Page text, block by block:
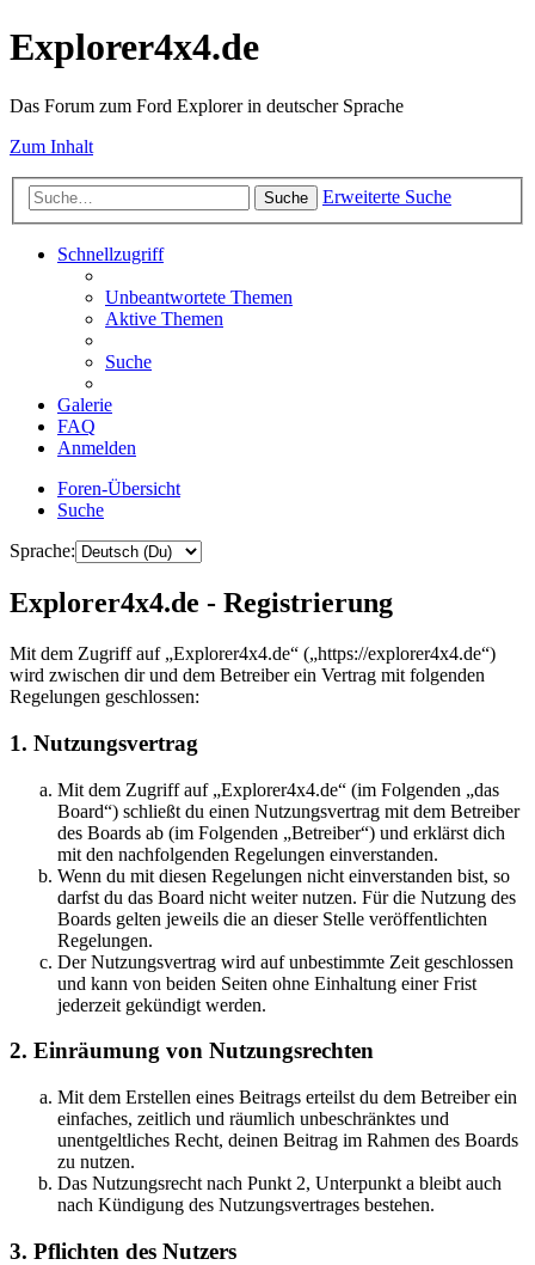
Explorer4x4.de
Das Forum zum Ford Explorer in deutscher Sprache
Zum Inhalt
Suche Erweiterte Suche
Schnellzugriff
Unbeantwortete Themen
Aktive Themen
Suche
Galerie
FAQ
Anmelden
Foren-Übersicht
Suche
Sprache:
Explorer4x4.de - Registrierung
Mit dem Zugriff auf „Explorer4x4.de“ („https://explorer4x4.de“)
wird zwischen dir und dem Betreiber ein Vertrag mit folgenden
Regelungen geschlossen:
1. Nutzungsvertrag
Mit dem Zugriff auf „Explorer4x4.de“ (im Folgenden „das
Board“) schließt du einen Nutzungsvertrag mit dem Betreiber
des Boards ab (im Folgenden „Betreiber“) und erklärst dich
mit den nachfolgenden Regelungen einverstanden.
Wenn du mit diesen Regelungen nicht einverstanden bist, so
darfst du das Board nicht weiter nutzen. Für die Nutzung des
Boards gelten jeweils die an dieser Stelle veröffentlichten
Regelungen.
Der Nutzungsvertrag wird auf unbestimmte Zeit geschlossen
und kann von beiden Seiten ohne Einhaltung einer Frist
jederzeit gekündigt werden.
2. Einräumung von Nutzungsrechten
Mit dem Erstellen eines Beitrags erteilst du dem Betreiber ein
einfaches, zeitlich und räumlich unbeschränktes und
unentgeltliches Recht, deinen Beitrag im Rahmen des Boards
zu nutzen.
Das Nutzungsrecht nach Punkt 2, Unterpunkt a bleibt auch
nach Kündigung des Nutzungsvertrages bestehen.
3. Pflichten des Nutzers